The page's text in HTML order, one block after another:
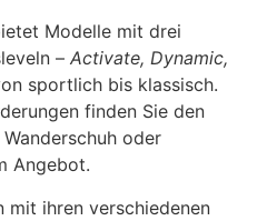
Modelle mit drei
– Activate, Dynamic,
sportlich bis klassisch.
finden Sie den
oder
Angebot.
mit ihren verschiedenen